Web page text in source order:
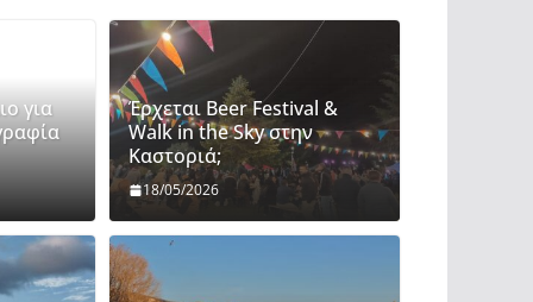
για
Έρχεται Beer Festival &
Walk in the Sky στην
Καστοριά;
18/05/2026